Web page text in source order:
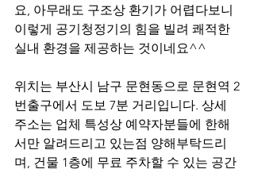
요, 아무래도 구조상 환기가 어렵다보니
이렇게 공기청정기의 힘을 빌려 쾌적한
실내 환경을 제공하는 것이네요^^
위치는 부산시 남구 문현동으로 문현역 2
번출구에서 도보 7분 거리입니다. 상세
주소는 업체 특성상 예약자분들에 한해
서만 알려드리고 있는점 양해부탁드리
며, 건물 1층에 무료 주차할 수 있는 공간